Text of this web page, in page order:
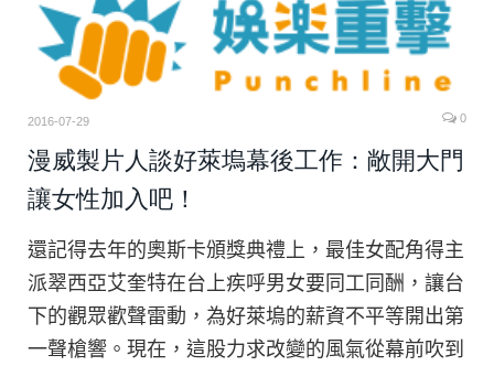
2016-07-29 0
漫威製片人談好萊塢幕後工作：敞開大門
讓女性加入吧！
還記得去年的奧斯卡頒獎典禮上，最佳女配角得主
派翠西亞艾奎特在台上疾呼男女要同工同酬，讓台
下的觀眾歡聲雷動，為好萊塢的薪資不平等開出第
一聲槍響。現在，這股力求改變的風氣從幕前吹到